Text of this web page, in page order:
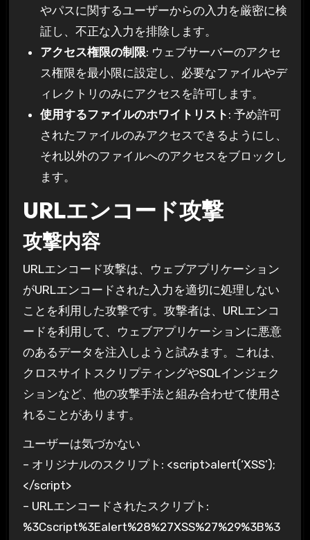
やパスに関するユーザーからの入力を厳密に検
証し、不正な入力を排除します。
アクセス権限の制限: ウェブサーバーのアクセ
ス権限を最小限に設定し、必要なファイルやデ
ィレクトリのみにアクセスを許可します。
使用するファイルのホワイトリスト : 予め許可
されたファイルのみアクセスできるようにし、
それ以外のファイルへのアクセスをブロックし
ます。
URLエンコード攻撃
攻撃内容
URLエンコード攻撃は、ウェブアプリケーション
がURLエンコードされた入力を適切に処理しない
ことを利用した攻撃です。攻撃者は、URLエンコ
ードを利用して、ウェブアプリケーションに悪意
のあるデータを注入しようと試みます。これは、
クロスサイトスクリプティングやSQLインジェク
ションなど、他の攻撃手法と組み合わせて使用さ
れることがあります。
ユーザーは気づかない
– オリジナルのスクリプト: <script>alert(‘XSS’);
</script>
– URLエンコードされたスクリプト:
%3Cscript%3Ealert%28%27XSS%27%29%3B%3